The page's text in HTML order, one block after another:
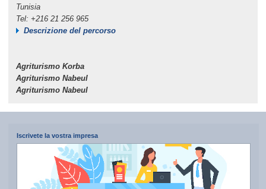
Tunisia
Tel: +216 21 256 965
Descrizione del percorso
Agriturismo Korba
Agriturismo Nabeul
Agriturismo Nabeul
Iscrivete la vostra impresa